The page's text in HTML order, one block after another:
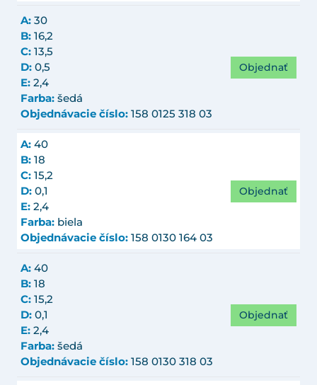
A: 30
B: 16,2
C: 13,5
D: 0,5
E: 2,4
Farba: šedá
Objednávacie číslo: 158 0125 318 03
Objednať
A: 40
B: 18
C: 15,2
D: 0,1
E: 2,4
Farba: biela
Objednávacie číslo: 158 0130 164 03
Objednať
A: 40
B: 18
C: 15,2
D: 0,1
E: 2,4
Farba: šedá
Objednávacie číslo: 158 0130 318 03
Objednať